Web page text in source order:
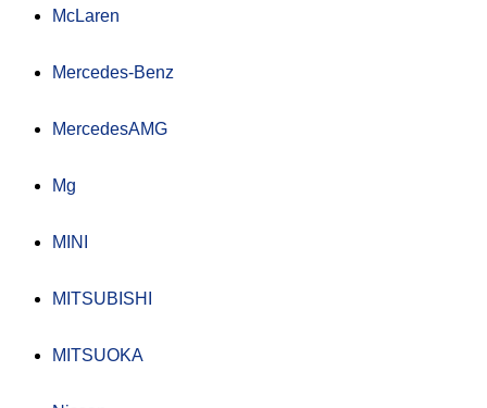
McLaren
Mercedes-Benz
MercedesAMG
Mg
MINI
MITSUBISHI
MITSUOKA